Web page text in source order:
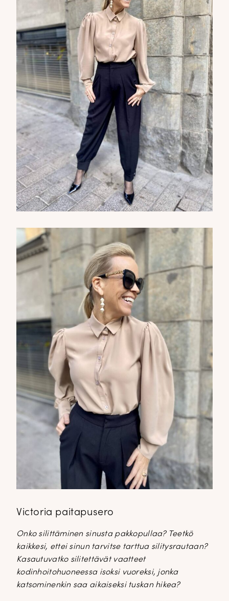
Victoria paitapusero
Onko silittäminen sinusta pakkopullaa? Teetkö
kaikkesi, ettei sinun tarvitse tarttua silitysrautaan?
Kasautuvatko silitettävät vaatteet
kodinhoitohuoneessa isoksi vuoreksi, jonka
katsominenkin saa aikaiseksi tuskan hikea?